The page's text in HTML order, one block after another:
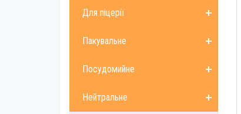
Для піцерії
Пакувальне
Посудомийне
Нейтральне